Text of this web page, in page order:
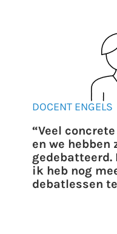
DOCENT ENGELS
“Veel
en we hebben
gedebatteerd.
ik heb nog
debatlessen